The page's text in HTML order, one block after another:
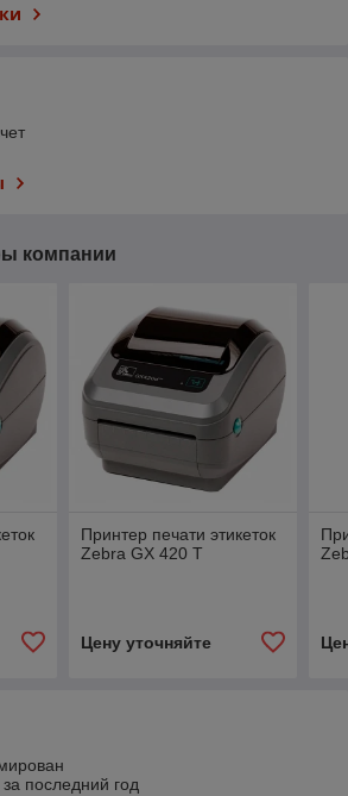
компании
Принтер печати этикеток
Zebra GX 420 T
Цену уточняйте
последний год